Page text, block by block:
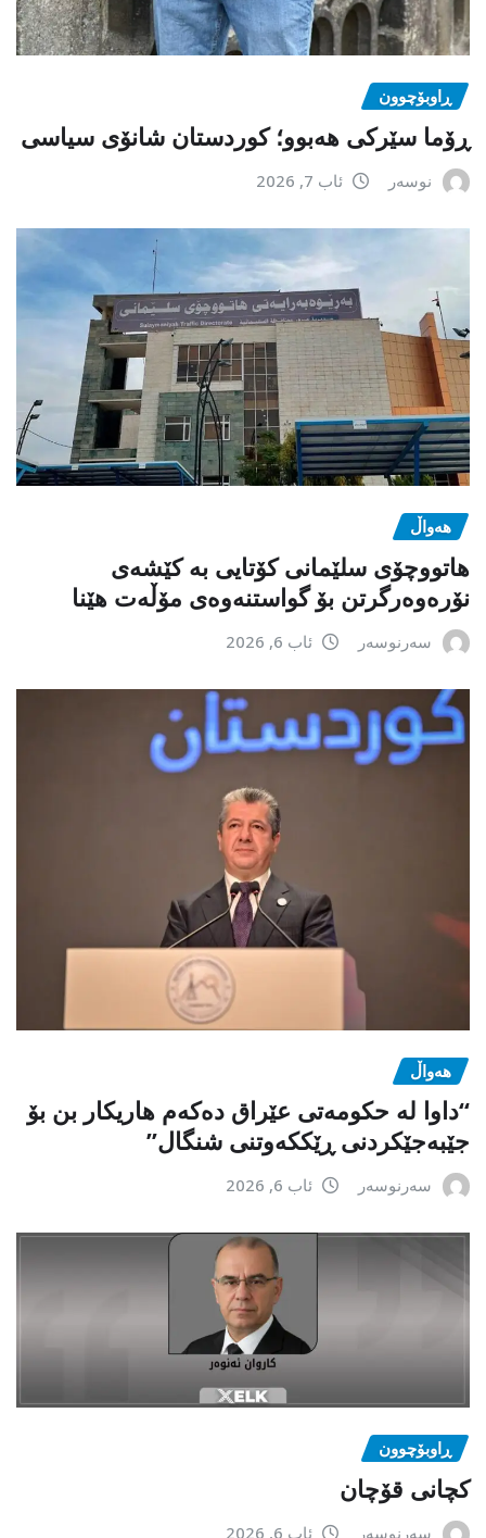
ڕاوبۆچوون
ڕۆما سێرکی هەبوو؛ کوردستان شانۆی سیاسی
نوسەر ئاب 7, 2026
هەواڵ
هاتووچۆی سلێمانی کۆتایی بە کێشەی
نۆرەوەرگرتن بۆ گواستنەوەی مۆڵەت هێنا
سەرنوسەر ئاب 6, 2026
هەواڵ
“داوا لە حكومەتی عێراق دەكەم هاریكار بن بۆ
جێبەجێكردنی ڕێككەوتنی شنگال”
سەرنوسەر ئاب 6, 2026
ڕاوبۆچوون
کچانی قۆچان
سەرنوسەر ئاب 6, 2026